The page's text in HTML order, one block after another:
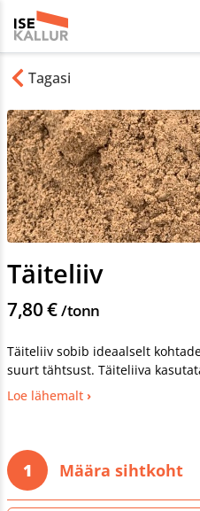
Tagasi
Täiteliiv
7,80 €/tonn
Täiteliiv sobib ideaalselt
suurt tähtsust. Täiteliiva
vee-, gaasi- ja muude trasside
Loe lähemalt
1 Määra sihtkoht